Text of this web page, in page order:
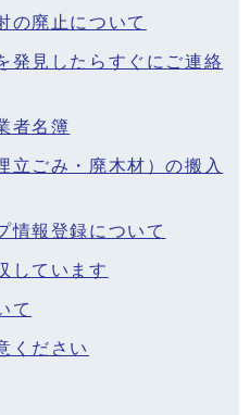
の廃止について
発見したらすぐにご連絡
者名簿
立ごみ・廃木材）の搬入
情報登録について
しています
て
ください